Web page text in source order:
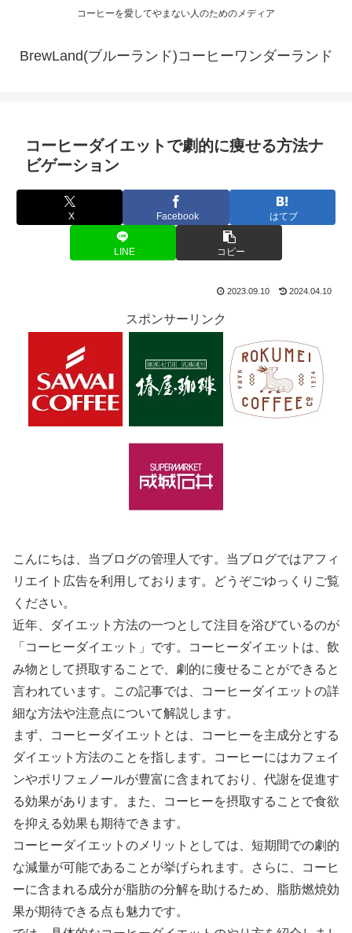
コーヒーを愛してやまない人のためのメディア
BrewLand(ブルーランド)コーヒーワンダーランド
コーヒーダイエットで劇的に痩せる方法ナ
ビゲーション
X Facebook はてブ
LINE コピー
2023.09.10 2024.04.10
スポンサーリンク
こんにちは、当ブログの管理人です。当ブログではアフィ
リエイト広告を利用しております。どうぞごゆっくりご覧
ください。
近年、ダイエット方法の一つとして注目を浴びているのが
「コーヒーダイエット」です。コーヒーダイエットは、飲
み物として摂取することで、劇的に痩せることができると
言われています。この記事では、コーヒーダイエットの詳
細な方法や注意点について解説します。
まず、コーヒーダイエットとは、コーヒーを主成分とする
ダイエット方法のことを指します。コーヒーにはカフェイ
ンやポリフェノールが豊富に含まれており、代謝を促進す
る効果があります。また、コーヒーを摂取することで食欲
を抑える効果も期待できます。
コーヒーダイエットのメリットとしては、短期間での劇的
な減量が可能であることが挙げられます。さらに、コーヒ
ーに含まれる成分が脂肪の分解を助けるため、脂肪燃焼効
果が期待できる点も魅力です。